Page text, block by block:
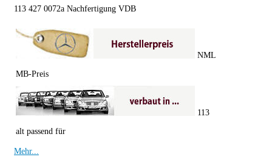
113 427 0072a Nachfertigung VDB
MB-Preis
NML
alt passend für
113
Mehr...